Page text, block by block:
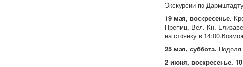
Экскурсии по
19 мая, воскресенье.
Препмц. Вел. Кн.
на стоянку в
25 мая, суббота. Неделя
2 июня, воскресенье.